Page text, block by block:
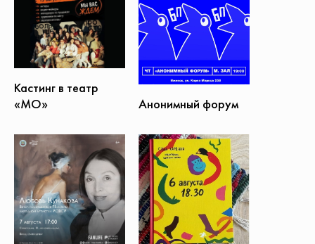
Кастинг в театр
«МО»
Анонимный форум